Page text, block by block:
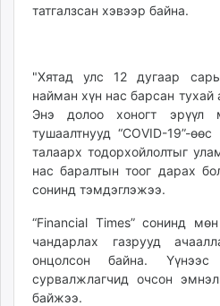
toim.mn
unread.today
татгалзсан хэвээр байна.
"Хятад улс 12 дугаар
найман хүн нас барсан
Энэ долоо хоногт эрүүл
тушаалтнууд “COVID-19”-
талаарх тодорхойлолтыг
нас баралтын тоог дарах
сонинд тэмдэглэжээ.
“Financial Times” сонинд
чандарлах газрууд
онцолсон байна.
сурвалжлагчид очсон
байжээ.